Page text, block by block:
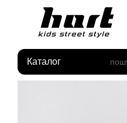
Перейти до основного контенту
Каталог